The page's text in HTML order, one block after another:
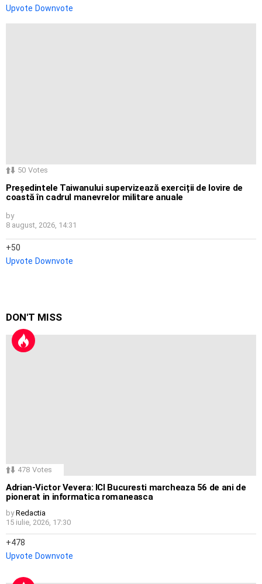
Upvote Downvote
50 Votes
Președintele Taiwanului supervizează exerciții de lovire de
coastă în cadrul manevrelor militare anuale
by
8 august, 2026, 14:31
50
Upvote Downvote
DON'T MISS
478 Votes
Adrian-Victor Vevera: ICI Bucuresti marcheaza 56 de ani de
pionerat in informatica romaneasca
by Redactia
15 iulie, 2026, 17:30
478
Upvote Downvote